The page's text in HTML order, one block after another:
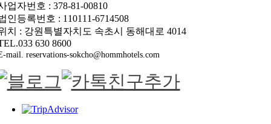
업자번호 : 378-81-00810
인등록번호 : 110111-6714508
치 : 강원특별자치도 속초시 동해대로 4014
630 8600
mail. reservations-sokcho@hommhotels.com